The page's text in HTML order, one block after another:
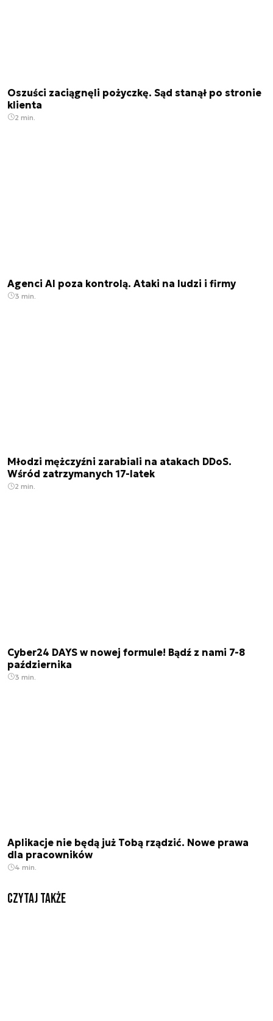
Oszuści zaciągnęli pożyczkę. Sąd stanął po stronie
klienta
2 min.
Agenci AI poza kontrolą. Ataki na ludzi i firmy
3 min.
Młodzi mężczyźni zarabiali na atakach DDoS.
Wśród zatrzymanych 17-latek
2 min.
Cyber24 DAYS w nowej formule! Bądź z nami 7-8
października
3 min.
Aplikacje nie będą już Tobą rządzić. Nowe prawa
dla pracowników
4 min.
Czytaj także